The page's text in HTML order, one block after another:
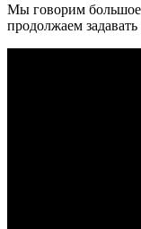
Мы говорим
продолжаем